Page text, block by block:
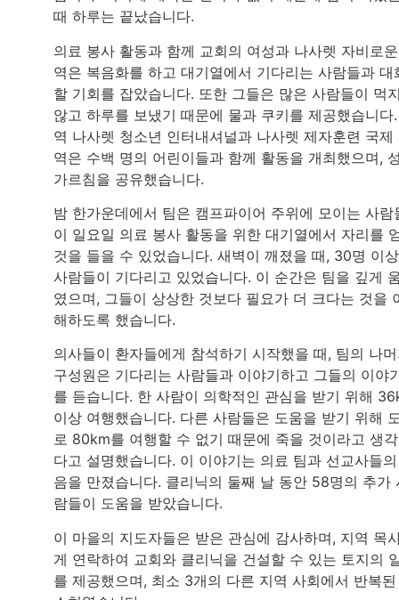
때 하루는 끝났습니다.
의료 봉사 활동과 함께 교회의 여성과 나사렛 자비로
역은 복음화를 하고 대기열에서 기다리는 사람들과 대
할 기회를 잡았습니다. 또한 그들은 많은 사람들이 먹
않고 하루를 보냈기 때문에 물과 쿠키를 제공했습니다
역 나사렛 청소년 인터내셔널과 나사렛 제자훈련 국제
역은 수백 명의 어린이들과 함께 활동을 개최했으며,
가르침을 공유했습니다.
밤 한가운데에서 팀은 캠프파이어 주위에 모이는 사람
이 일요일 의료 봉사 활동을 위한 대기열에서 자리를
것을 들을 수 있었습니다. 새벽이 깨졌을 때, 30명 이
사람들이 기다리고 있었습니다. 이 순간은 팀을 깊게
였으며, 그들이 상상한 것보다 필요가 더 크다는 것을
해하도록 했습니다.
의사들이 환자들에게 참석하기 시작했을 때, 팀의 나
구성원은 기다리는 사람들과 이야기하고 그들의 이야
를 듣습니다. 한 사람이 의학적인 관심을 받기 위해
이상 여행했습니다. 다른 사람들은 도움을 받기 위해
로 80km를 여행할 수 없기 때문에 죽을 것이라고 생
다고 설명했습니다. 이 이야기는 의료 팀과 선교사들
음을 만졌습니다. 클리닉의 둘째 날 동안 58명의 추가
람들이 도움을 받았습니다.
이 마을의 지도자들은 받은 관심에 감사하며, 지역 목
게 연락하여 교회와 클리닉을 건설할 수 있는 토지의
를 제공했으며, 최소 3개의 다른 지역 사회에서 반복